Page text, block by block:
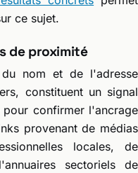
ce sujet.
de proximité
nom et de l'adresse
constituent un signal
confirmer l'ancrage
provenant de médias
locales, de
sectoriels de